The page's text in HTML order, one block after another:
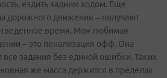
ездить задним ходом. Еще
дорожного движения – получают
время. Моя любимая
– это пенализация офф. Она
все задания без единой ошибки. Таких
же масса держится в пределах